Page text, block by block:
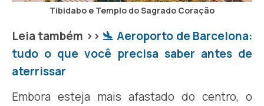
Tibidabo e Templo do Sagrado Coração
Leia também >> 🛬 Aeroporto de Barcelona:
tudo o que você precisa saber antes de
aterrissar
Embora esteja mais afastado do centro, o